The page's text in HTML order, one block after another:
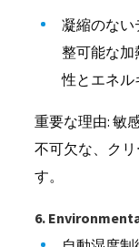
凝縮のない
整可能な加
性とエネル
重要な理由: 敏
不可欠な、ク
す。
6.